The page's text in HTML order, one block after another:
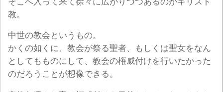
教。
中世の教会というもの。
かくの如くに、教会が祭る聖者、もしくは聖女をなん
としてもものにして、教会の権威付けを行いたかった
のだろうことが想像できる。